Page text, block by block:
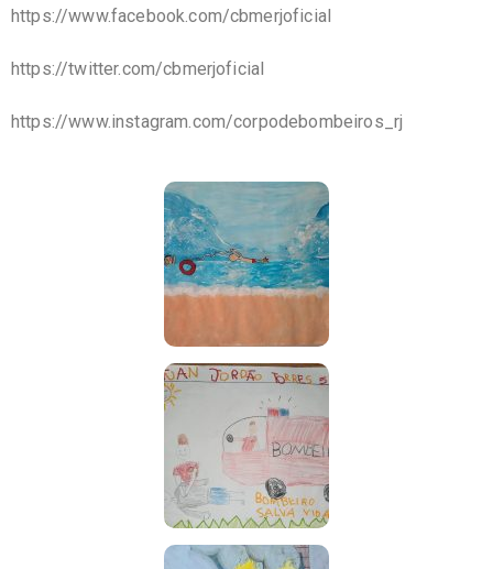
https://www.facebook.com/cbmerjoficial
https://twitter.com/cbmerjoficial
https://www.instagram.com/corpodebombeiros_rj